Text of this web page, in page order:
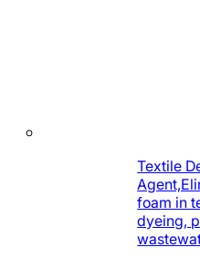
Textile
foam in
dyeing,